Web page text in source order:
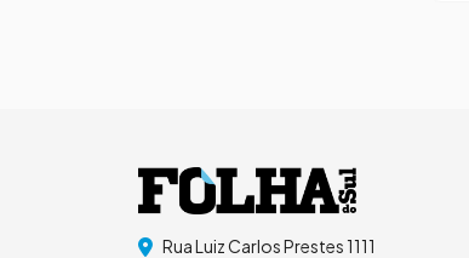
Rua Luiz Carlos Prestes 1111